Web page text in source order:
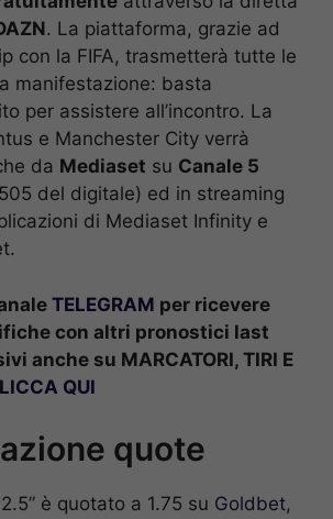
. La piattaforma, grazie ad
con la FIFA, trasmetterà tutte le
manifestazione: basta
per assistere all’incontro. La
e Manchester City verrà
da Mediaset su Canale 5
del digitale) ed in streaming
di Mediaset Infinity e
TELEGRAM per ricevere
con altri pronostici last
anche su MARCATORI, TIRI E
QUI
quote
è quotato a 1.75 su Goldbet,